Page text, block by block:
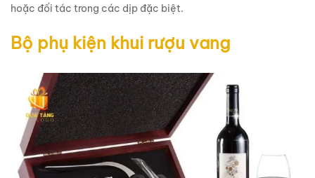
hoặc đối tác trong các dịp đặc biệt.
Bộ phụ kiện khui rượu vang